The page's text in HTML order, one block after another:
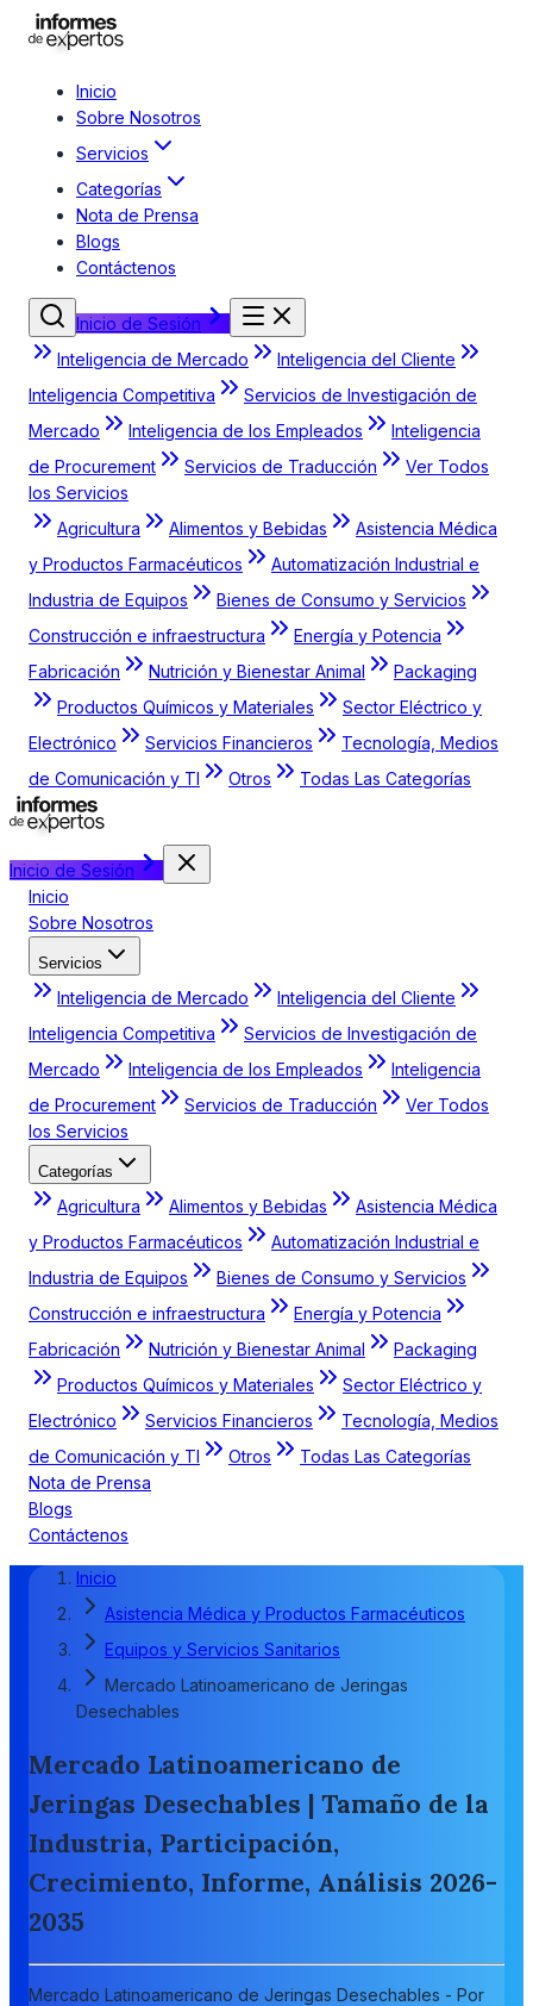
Inicio
Sobre Nosotros
Servicios
Categorías
Nota de Prensa
Blogs
Contáctenos
Inicio de Sesión
Inteligencia de Mercado
Inteligencia del Cliente
Inteligencia Competitiva
Servicios de Investigación de
Mercado
Inteligencia de los Empleados
Inteligencia
de Procurement
Servicios de Traducción
Ver Todos
los Servicios
Agricultura
Alimentos y Bebidas
Asistencia Médica
y Productos Farmacéuticos
Automatización Industrial e
Industria de Equipos
Bienes de Consumo y Servicios
Construcción e infraestructura
Energía y Potencia
Fabricación
Nutrición y Bienestar Animal
Packaging
Productos Químicos y Materiales
Sector Eléctrico y
Electrónico
Servicios Financieros
Tecnología, Medios
de Comunicación y TI
Otros Todas Las Categorías
Inicio de Sesión
Inicio
Sobre Nosotros
Servicios
Inteligencia de Mercado
Inteligencia del Cliente
Inteligencia Competitiva
Servicios de Investigación de
Mercado
Inteligencia de los Empleados
Inteligencia
de Procurement
Servicios de Traducción
Ver Todos
los Servicios
Categorías
Agricultura Alimentos y Bebidas
Asistencia Médica
y Productos Farmacéuticos
Automatización Industrial e
Industria de Equipos
Bienes de Consumo y Servicios
Construcción e infraestructura
Energía y Potencia
Fabricación
Nutrición y Bienestar Animal
Packaging
Productos Químicos y Materiales
Sector Eléctrico y
Electrónico
Servicios Financieros
Tecnología, Medios
de Comunicación y TI
Otros
Todas Las Categorías
Nota de Prensa
Blogs
Contáctenos
Inicio
Asistencia Médica y Productos Farmacéuticos
Equipos y Servicios Sanitarios
Mercado Latinoamericano de Jeringas
Desechables
Mercado Latinoamericano de
Jeringas Desechables | Tamaño de la
Industria, Participación,
Crecimiento, Informe, Análisis 2026-
2035
Mercado Latinoamericano de Jeringas Desechables - Por